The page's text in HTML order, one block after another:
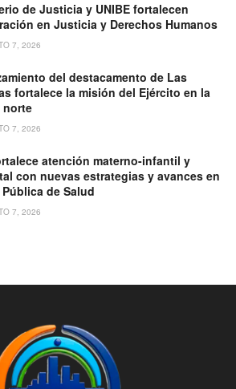
de Justicia y UNIBE fortalecen
en Justicia y Derechos Humanos
7, 2026
del destacamento de Las
fortalece la misión del Ejército en la
norte
7, 2026
atención materno-infantil y
con nuevas estrategias y avances en
Pública de Salud
7, 2026